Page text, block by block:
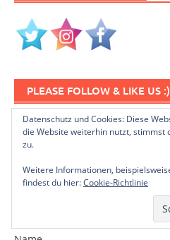
PLEASE FOLLOW & LIKE US :)
NEWSLETTER ABONNIEREN
Datenschutz und Cookies: Diese
die Website weiterhin nutzt, stimmst
zu.
Weitere Informationen,
findest du hier:Cookie-Richtlinie